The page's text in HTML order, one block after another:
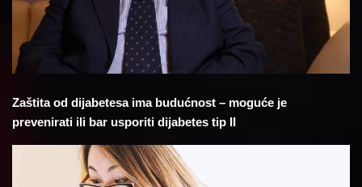
Zaštita od dijabetesa ima budućnost – moguće je
prevenirati ili bar usporiti dijabetes tip II